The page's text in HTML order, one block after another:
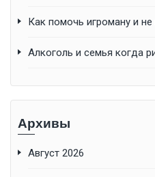
Как помочь игроману и не
Алкоголь и семья когда
Архивы
Август 2026